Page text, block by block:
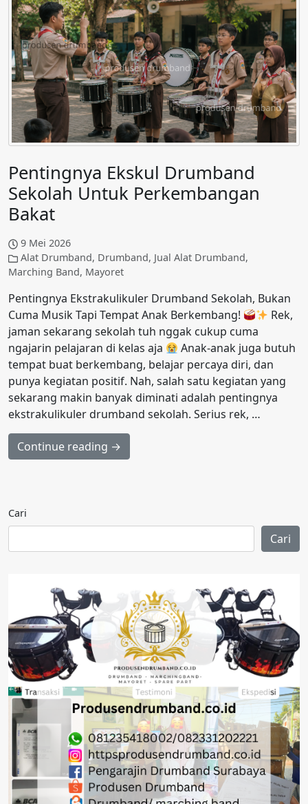
Pentingnya Ekskul Drumband
Sekolah Untuk Perkembangan
Bakat
9 Mei 2026
Alat Drumband, Drumband, Jual Alat Drumband,
Marching Band, Mayoret
Pentingnya Ekstrakulikuler Drumband Sekolah, Bukan
Cuma Musik Tapi Tempat Anak Berkembang!
Rek,
jaman sekarang sekolah tuh nggak cukup cuma
ngajarin pelajaran di kelas aja
Anak-anak juga butuh
tempat buat berkembang, belajar percaya diri, dan
punya kegiatan positif. Nah, salah satu kegiatan yang
sekarang makin banyak diminati adalah pentingnya
ekstrakulikuler drumband sekolah. Serius rek, …
Continue reading →
Cari
Cari